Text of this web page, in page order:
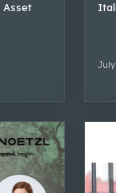
Asset
July